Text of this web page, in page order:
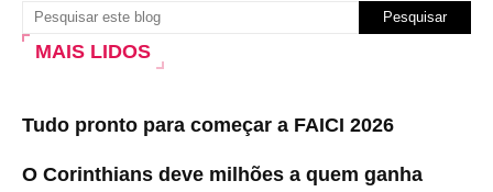
MAIS LIDOS
Tudo pronto para começar a FAICI 2026
O Corinthians deve milhões a quem ganha